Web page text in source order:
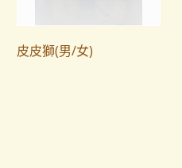
皮皮獅(男/女)